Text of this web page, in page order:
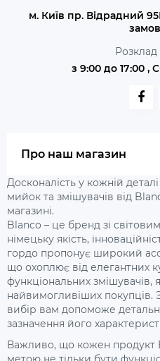
м. Київ пр. Відрадний 95К Точка видачі інтернет
з 9:00 до 17:00 ,
Про наш магазин
Досконалість у кожній
мийок та змішувачів від
магазині.
Blanco – це бренд зі
німецьку якість,
гордо пропонує широкий
що охоплює від елегантних
функціональних змішувачів,
найвимогливіших покупців.
вибір вам допоможе
зазначення його
Важливо, що кожен продукт